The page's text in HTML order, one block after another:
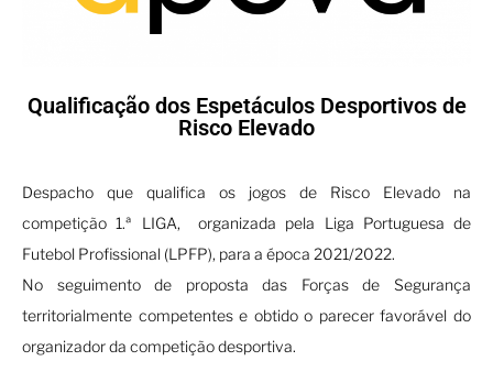
Qualificação dos Espetáculos Desportivos de
Risco Elevado
Despacho que qualifica os jogos de Risco Elevado na
competição 1.ª LIGA, organizada pela Liga Portuguesa de
Futebol Profissional (LPFP), para a época 2021/2022.
No seguimento de proposta das Forças de Segurança
territorialmente competentes e obtido o parecer favorável do
organizador da competição desportiva.